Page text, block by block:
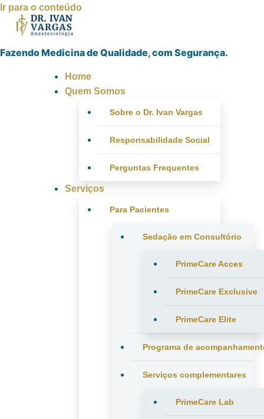
Ir para o conteúdo
Fazendo Medicina de Qualidade, com Segurança.
Home
Quem Somos
Sobre o Dr. Ivan Vargas
Responsabilidade Social
Perguntas Frequentes
Serviços
Para Pacientes
Sedação em Consultório
PrimeCare Acces
PrimeCare Exclusive
PrimeCare Elite
Programa de
Serviços complementares
PrimeCare Lab